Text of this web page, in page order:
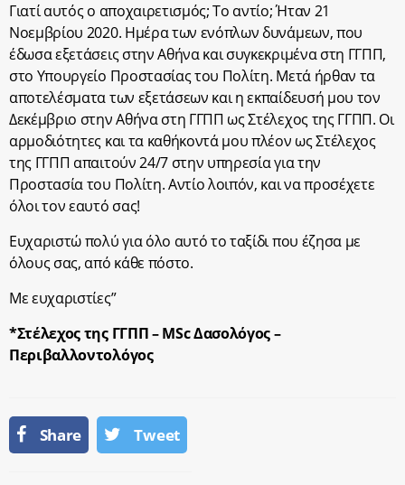
Γιατί αυτός ο αποχαιρετισμός; Το αντίο; Ήταν 21
Νοεμβρίου 2020. Ημέρα των ενόπλων δυνάμεων, που
έδωσα εξετάσεις στην Αθήνα και συγκεκριμένα στη ΓΓΠΠ,
στο Υπουργείο Προστασίας του Πολίτη. Μετά ήρθαν τα
αποτελέσματα των εξετάσεων και η εκπαίδευσή μου τον
Δεκέμβριο στην Αθήνα στη ΓΓΠΠ ως Στέλεχος της ΓΓΠΠ. Οι
αρμοδιότητες και τα καθήκοντά μου πλέον ως Στέλεχος
της ΓΓΠΠ απαιτούν 24/7 στην υπηρεσία για την
Προστασία του Πολίτη. Αντίο λοιπόν, και να προσέχετε
όλοι τον εαυτό σας!
Ευχαριστώ πολύ για όλο αυτό το ταξίδι που έζησα με
όλους σας, από κάθε πόστο.
Με ευχαριστίες”
*Στέλεχος της ΓΓΠΠ – MSc Δασολόγος –
Περιβαλλοντολόγος
Share Tweet